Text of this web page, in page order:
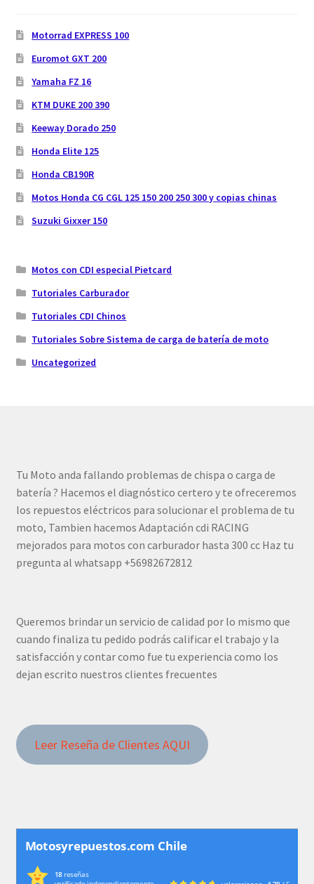
Motorrad EXPRESS 100
Euromot GXT 200
Yamaha FZ 16
KTM DUKE 200 390
Keeway Dorado 250
Honda Elite 125
Honda CB190R
Motos Honda CG CGL 125 150 200 250 300 y copias chinas
Suzuki Gixxer 150
Motos con CDI especial Pietcard
Tutoriales Carburador
Tutoriales CDI Chinos
Tutoriales Sobre Sistema de carga de batería de moto
Uncategorized
Tu Moto anda fallando problemas de chispa o carga de
batería ? Hacemos el diagnóstico certero y te ofreceremos
los repuestos eléctricos para solucionar el problema de tu
moto, Tambien hacemos Adaptación cdi RACING
mejorados para motos con carburador hasta 300 cc Haz tu
pregunta al whatsapp +56982672812
Queremos brindar un servicio de calidad por lo mismo que
cuando finaliza tu pedido podrás calificar el trabajo y la
satisfacción y contar como fue tu experiencia como los
dejan escrito nuestros clientes frecuentes
Leer Reseña de Clientes AQUI
Motosyrepuestos.com Chile
18reseñas